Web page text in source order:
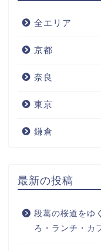
全エリア
京都
奈良
東京
鎌倉
最新の投稿
段葛の桜道をゆ
ろ・ランチ・カ